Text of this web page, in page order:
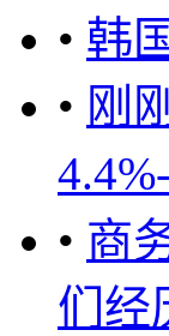
• 韩
• 刚
• 商
们经